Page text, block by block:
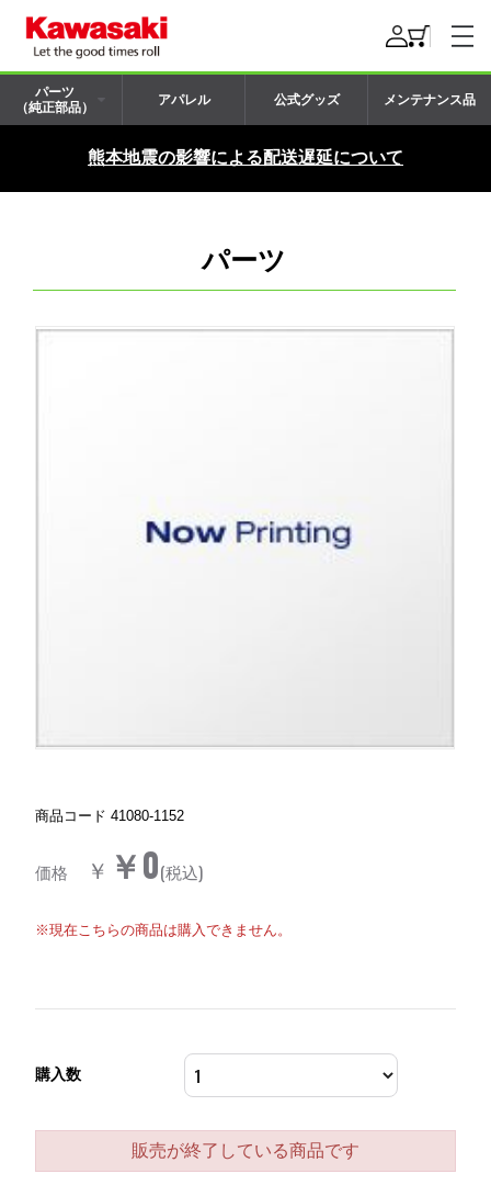
パーツ
（純正部品）
アパレル 公式グッズ メンテナンス品
熊本地震の影響による配送遅延について
パーツ
商品コード 41080-1152
価格 ￥ ￥0(税込)
※現在こちらの商品は購入できません。
購入数
販売が終了している商品です